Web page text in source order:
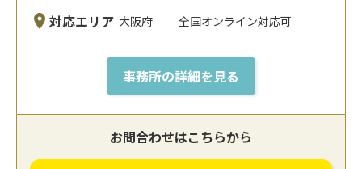
対応エリア 大阪府 全国オンライン対応可
事務所の詳細を見る
お問合わせはこちらから